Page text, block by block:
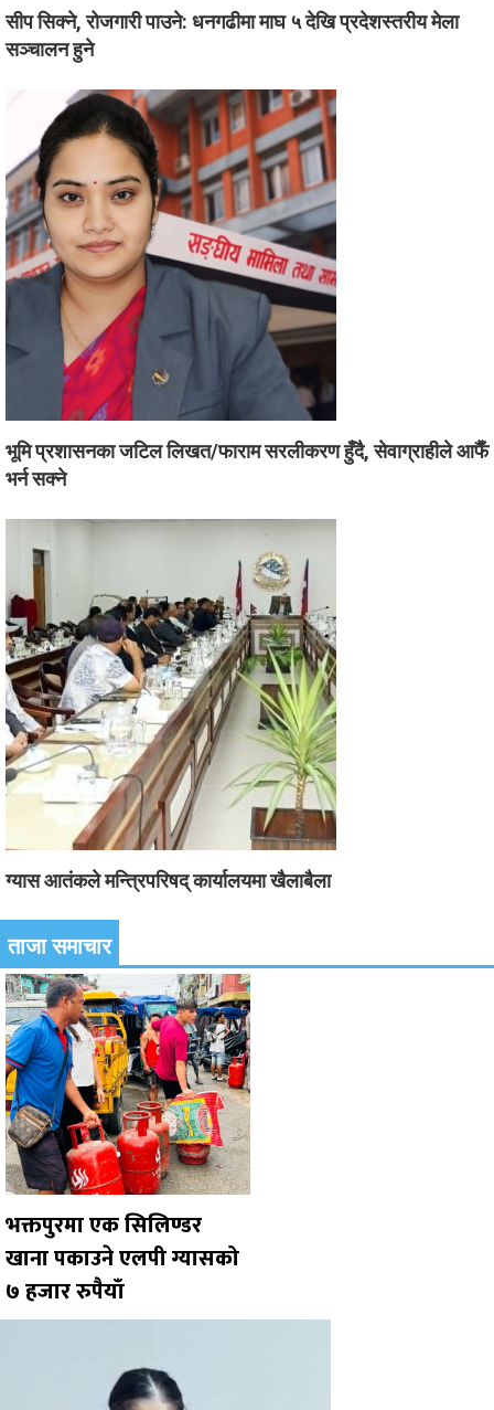
सीप सिक्ने, रोजगारी पाउने: धनगढीमा माघ ५ देखि प्रदेशस्तरीय मेला
सञ्चालन हुने
भूमि प्रशासनका जटिल लिखत/फाराम सरलीकरण हुँदै, सेवाग्राहीले आफैँ
भर्न सक्ने
ग्यास आतंकले मन्त्रिपरिषद् कार्यालयमा खैलाबैला
ताजा समाचार
भक्तपुरमा एक सिलिण्डर
खाना पकाउने एलपी ग्यासको
७ हजार रुपैयाँ